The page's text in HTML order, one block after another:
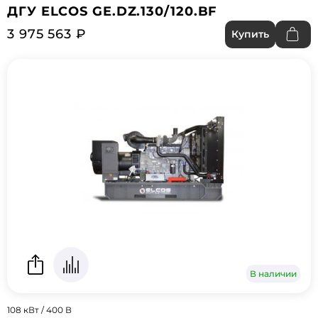
ДГУ ELCOS GE.DZ.130/120.BF
3 975 563 ₽
Купить
В наличии
108 кВт / 400 В